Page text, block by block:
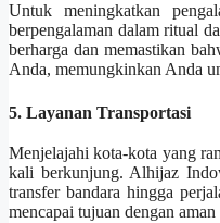
Untuk meningkatkan
berpengalaman dalam ritual
berharga dan memastikan
Anda, memungkinkan Anda
5. Layanan Transportasi
Menjelajahi kota-kota yang
kali berkunjung. Alhijaz
transfer bandara hingga
mencapai tujuan dengan